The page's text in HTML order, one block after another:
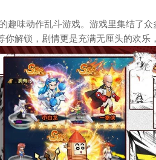
趣味动作乱斗游戏。游戏里集结了
解锁，剧情更是充满无厘头的欢乐